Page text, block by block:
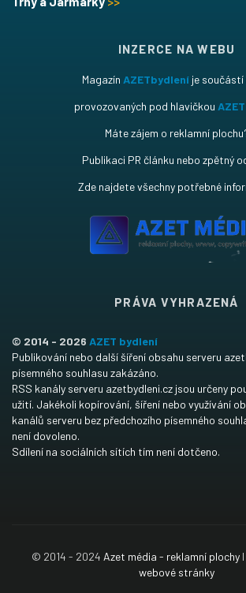
INZERCE NA WEBU
Magazín AZETbydlení je součástí
provozovaných pod hlavičkou
Máte zájem o reklamní
Publikaci PR článku nebo zpětný
Zde najdete všechny potřebné
PRÁVA VYHRAZENÁ
© 2014 - 2026 AZET bydlení
Publikování nebo další šíření obsahu serveru
písemného souhlasu zakázáno.
RSS kanály serveru azetbydleni.cz jsou určeny
užití. Jakékoli kopírování, šíření nebo využívání
kanálů serveru bez předchozího písemného
není dovoleno.
Sdílení na sociálních sítích tím není dotčeno.
© 2014 - 2024 Azet média - reklamní plochyI
webové stránky